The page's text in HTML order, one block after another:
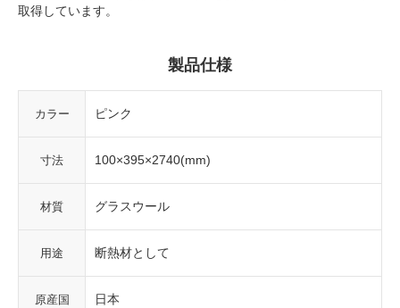
取得しています。
製品仕様
カラー ピンク
寸法 100×395×2740(mm)
材質 グラスウール
用途 断熱材として
原産国 日本